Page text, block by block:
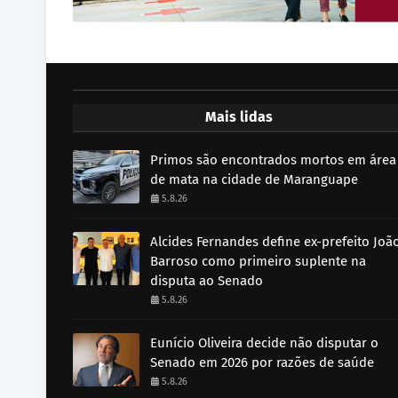
Mais lidas
Primos são encontrados mortos em área
de mata na cidade de Maranguape
5.8.26
Alcides Fernandes define ex-prefeito
Barroso como primeiro suplente na
disputa ao Senado
5.8.26
Eunício Oliveira decide não disputar o
Senado em 2026 por razões de saúde
5.8.26